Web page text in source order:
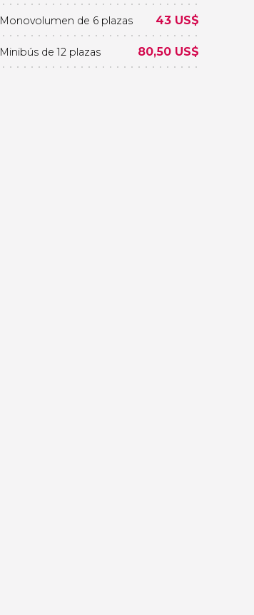
Monovolumen de 6 plazas 43 US$
Minibús de 12 plazas 80,50 US$